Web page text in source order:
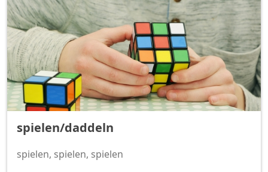
spielen/daddeln
spielen, spielen, spielen